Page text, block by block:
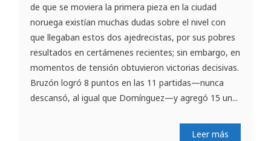
de que se moviera la primera pieza en la ciudad
noruega existían muchas dudas sobre el nivel con
que llegaban estos dos ajedrecistas, por sus pobres
resultados en certámenes recientes; sin embargo, en
momentos de tensión obtuvieron victorias decisivas.
Bruzón logró 8 puntos en las 11 partidas—nunca
descansó, al igual que Domínguez—y agregó 15 un...
Leer más